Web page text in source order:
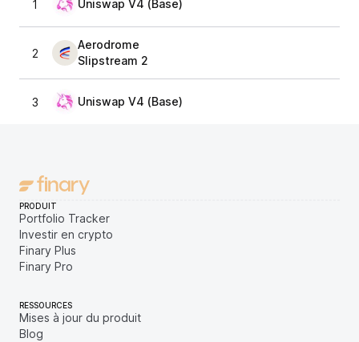
1 Uniswap V4 (Base)
2
Aerodrome
Slipstream 2
3 Uniswap V4 (Base)
PRODUIT
Portfolio Tracker
Investir en crypto
Finary Plus
Finary Pro
RESSOURCES
Mises à jour du produit
Blog